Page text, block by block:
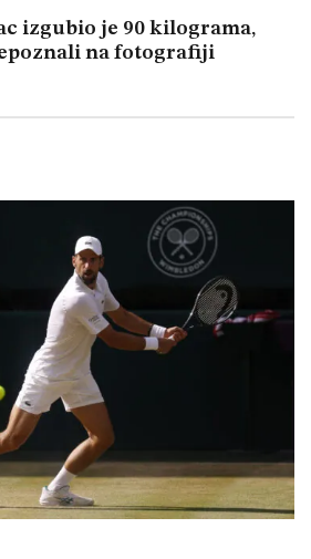
izgubio je 90 kilograma,
na fotografiji